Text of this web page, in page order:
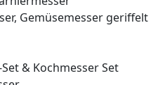
Gemüsemesser geriffelt
& Kochmesser Set